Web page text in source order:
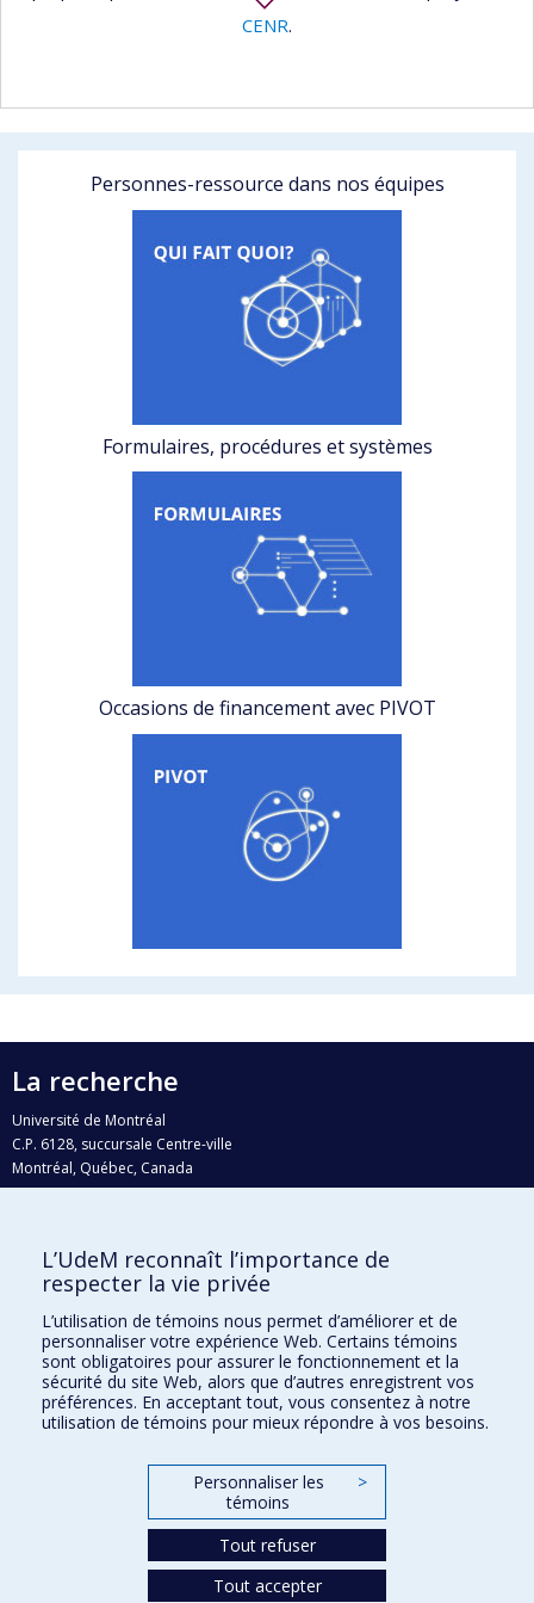
CENR.
Personnes-ressource dans nos équipes
Formulaires, procédures et systèmes
Occasions de financement avec PIVOT
La recherche
Université de Montréal
C.P. 6128, succursale Centre-ville
Montréal, Québec, Canada
H3C 3J7
Qui fait quoi?
Nous trouver
Plan du site
Accessibilité
L’UdeM reconnaît l’importance de
respecter la vie privée
L’utilisation de témoins nous permet d’améliorer et de
personnaliser votre expérience Web. Certains témoins
sont obligatoires pour assurer le fonctionnement et la
sécurité du site Web, alors que d’autres enregistrent vos
préférences. En acceptant tout, vous consentez à notre
utilisation de témoins pour mieux répondre à vos besoins.
Personnaliser les
témoins
>
Tout refuser
Tout accepter